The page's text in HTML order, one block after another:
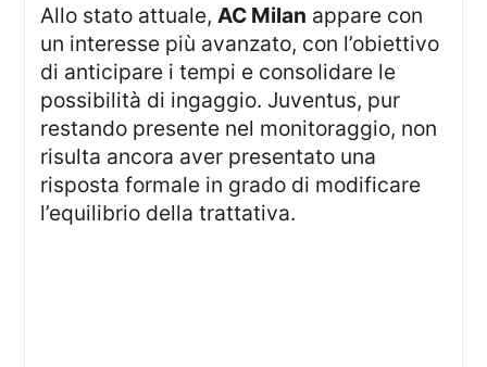
Allo stato attuale, AC Milan appare con
un interesse più avanzato, con l’obiettivo
di anticipare i tempi e consolidare le
possibilità di ingaggio. Juventus, pur
restando presente nel monitoraggio, non
risulta ancora aver presentato una
risposta formale in grado di modificare
l’equilibrio della trattativa.